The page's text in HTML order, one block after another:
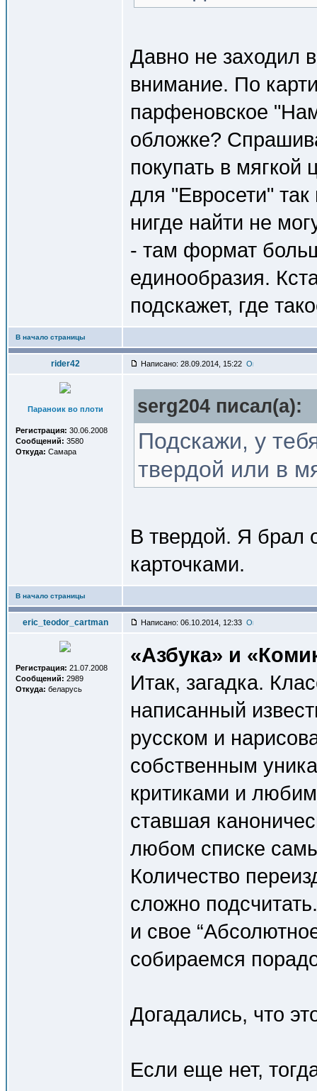
Давно не заходил
внимание. По
парфеновское
обложке?
покупать в
для "Евросети"
нигде найти не
- там формат
единообразия.
подскажет, где
В начало страницы
rider42 Написано: 28.09.2014, 15:22
Параноик во плоти
Регистрация: 30.06.2008
Сообщений: 3580
Откуда: Самара
serg204 писал(a):
Подскажи, у
твердой или в
В твердой. Я брал
карточками.
В начало страницы
eric_teodor_cartman Написано: 06.10.2014, 12:33
Регистрация: 21.07.2008
Сообщений: 2989
Откуда: беларусь
«Азбука» и
Итак, загадка.
написанный
русском и
собственным
критиками и
ставшая
любом списке
Количество
сложно
и свое
собираемся
Догадались, что
Если еще нет,